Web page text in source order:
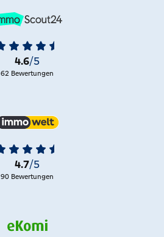
4.6/5
62 Bewertungen
4.7/5
90 Bewertungen